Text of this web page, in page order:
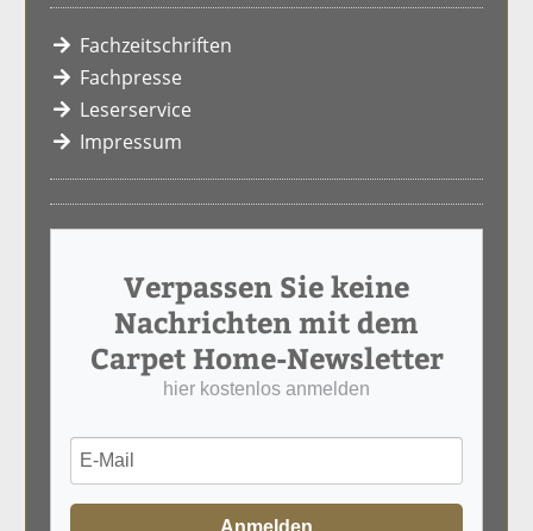
Fachzeitschriften
Fachpresse
Leserservice
Impressum
Verpassen Sie keine
Nachrichten mit dem
Carpet Home-Newsletter
hier kostenlos anmelden
Anmelden